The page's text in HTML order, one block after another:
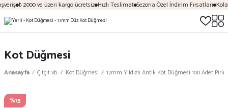
₺ 2000 ve üzeri kargo ücretsiz Hızlı Teslimat Sezona Özel İndirim Fırsatları
Kot Düğmesi
Anasayfa Çıtçıt vb. Kot Düğmesi 17mm Yıldızlı Antik Kot Düğmesi 100 Adet
%15